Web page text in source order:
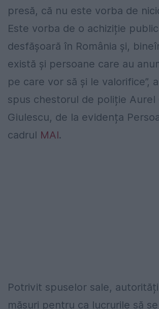
presă, că nu este vorba de
Este vorba de o achiziție
desfășoară în România și,
există și persoane care au
pe care vor să și le valorifice”,
spus chestorul de poliție Aurel
Giulescu, de la evidența
cadrul MAI.
Potrivit spuselor sale,
măsuri pentru ca lucrurile să